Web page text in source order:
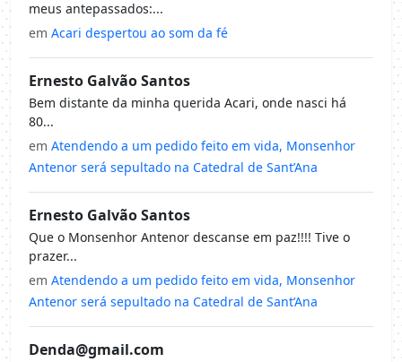
meus antepassados:...
em Acari despertou ao som da fé
Ernesto Galvão Santos
Bem distante da minha querida Acari, onde nasci há
80...
em Atendendo a um pedido feito em vida, Monsenhor
Antenor será sepultado na Catedral de Sant’Ana
Ernesto Galvão Santos
Que o Monsenhor Antenor descanse em paz!!!! Tive o
prazer...
em Atendendo a um pedido feito em vida, Monsenhor
Antenor será sepultado na Catedral de Sant’Ana
Denda@gmail.com